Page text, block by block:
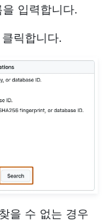
입력합니다.
릭합니다.
을 수 없는 경우